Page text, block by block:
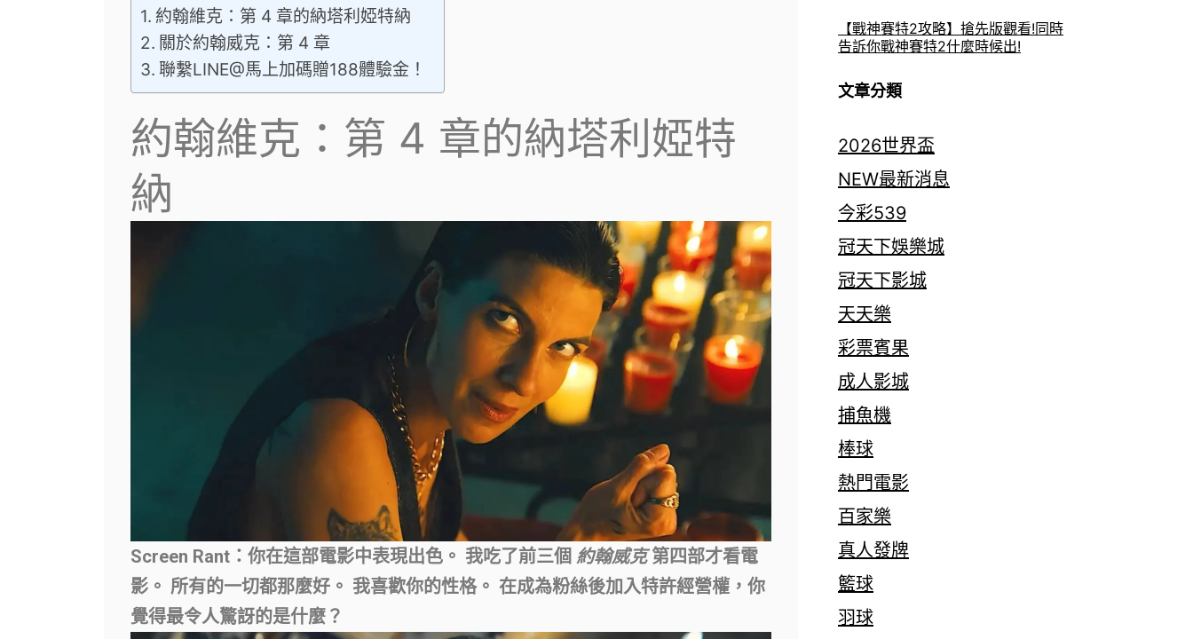
約翰維克：第 4 章的納塔利婭特納
關於約翰威克：第 4 章
聯繫LINE@馬上加碼贈188體驗金！
約翰維克：第 4 章的納塔利婭特
納
Screen Rant：你在這部電影中表現出色。 我吃了前三個 約翰威克第四部才看電
影。 所有的一切都那麼好。 我喜歡你的性格。 在成為粉絲後加入特許經營權，你
覺得最令人驚訝的是什麼？
【戰神賽特2攻略】搶先版觀看!同時
告訴你戰神賽特2什麼時候出!
文章分類
2026世界盃
NEW最新消息
今彩539
冠天下娛樂城
冠天下影城
天天樂
彩票賓果
成人影城
捕魚機
棒球
熱門電影
百家樂
真人發牌
籃球
羽球